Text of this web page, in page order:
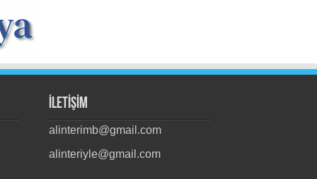
İLETİŞİM
alinterimb@gmail.com
alinteriyle@gmail.com